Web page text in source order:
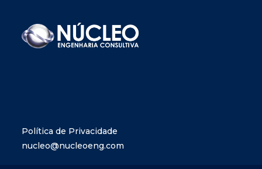
Política de Privacidade
nucleo@nucleoeng.com